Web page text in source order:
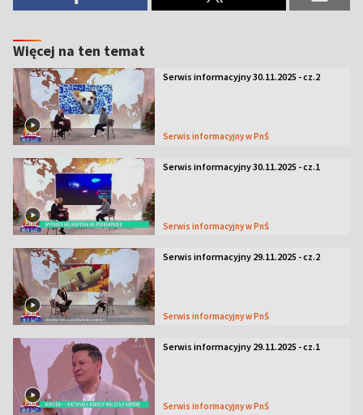
Więcej na ten temat
Serwis informacyjny 30.11.2025 - cz.2
Serwis informacyjny w PnŚ
Serwis informacyjny 30.11.2025 - cz.1
Serwis informacyjny w PnŚ
Serwis informacyjny 29.11.2025 - cz.2
Serwis informacyjny w PnŚ
Serwis informacyjny 29.11.2025 - cz.1
Serwis informacyjny w PnŚ